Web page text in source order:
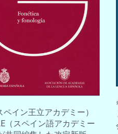
ペイン王立アカデミー）
（スペイン語アカデミー